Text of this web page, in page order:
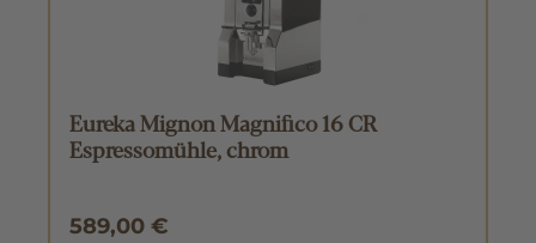
Eureka Mignon Magnifico 16 CR
Espressomühle, chrom
589,00 €